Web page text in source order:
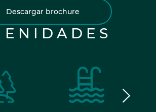
Descargar brochure